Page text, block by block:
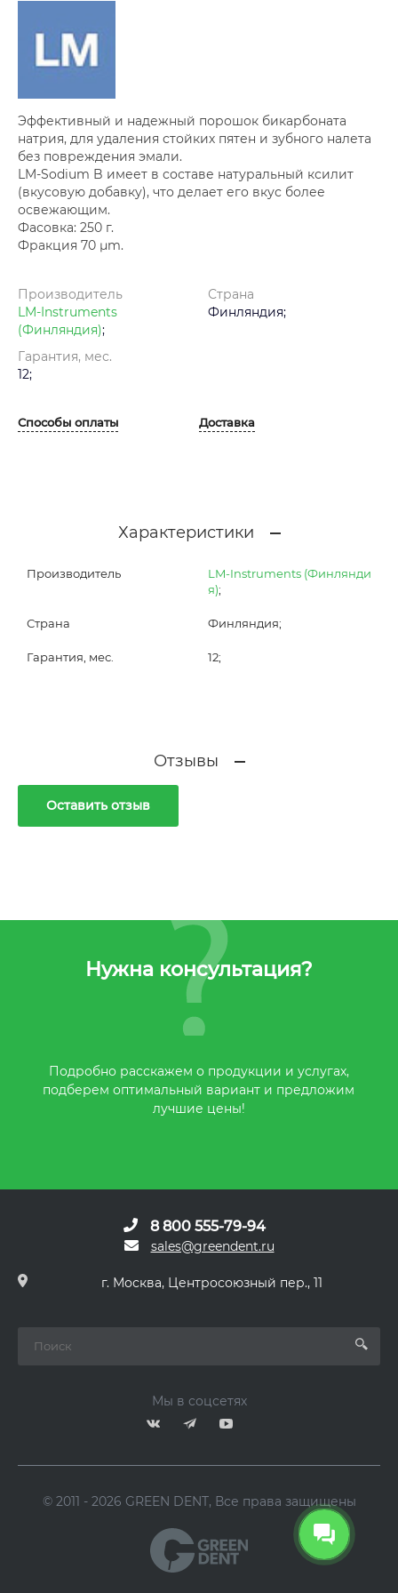
Эффективный и надежный порошок бикарбоната
натрия, для удаления стойких пятен и зубного налета
без повреждения эмали.
LM-Sodium B имеет в составе натуральный ксилит
(вкусовую добавку), что делает его вкус более
освежающим.
Фасовка: 250 г.
Фракция 70 µm.
Производитель
LM-Instruments
(Финляндия);
Страна
Финляндия;
Гарантия, мес.
12;
Способы оплаты Доставка
Характеристики
Производитель
LM-Instruments (Финлянди
я);
Страна Финляндия;
Гарантия, мес. 12;
Отзывы
Оставить отзыв
Нужна консультация?
Подробно расскажем о продукции и услугах,
подберем оптимальный вариант и предложим
лучшие цены!
8 800 555-79-94
sales@greendent.ru
г. Москва, Центросоюзный пер., 11
Мы в соцсетях
© 2011 - 2026 GREEN DENT, Все права защищены